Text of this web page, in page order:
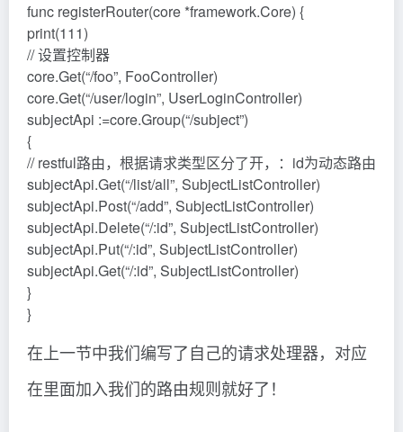
func registerRouter(core *framework.Core) {
print(111)
// 设置控制器
core.Get(“/foo”, FooController)
core.Get(“/user/login”, UserLoginController)
subjectApi :=core.Group(“/subject”)
{
// restful路由，根据请求类型区分了开，：id为动态路由
subjectApi.Get(“/list/all”, SubjectListController)
subjectApi.Post(“/add”, SubjectListController)
subjectApi.Delete(“/:id”, SubjectListController)
subjectApi.Put(“/:id”, SubjectListController)
subjectApi.Get(“/:id”, SubjectListController)
}
}
在上一节中我们编写了自己的请求处理器，对应
在里面加入我们的路由规则就好了！